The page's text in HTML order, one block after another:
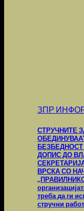
ЗПР
СТРУЧНИТЕ
БЕЗБЕДНОСТ
ДОПИС ДО
ВРСКА СО
треба да ги
стручни